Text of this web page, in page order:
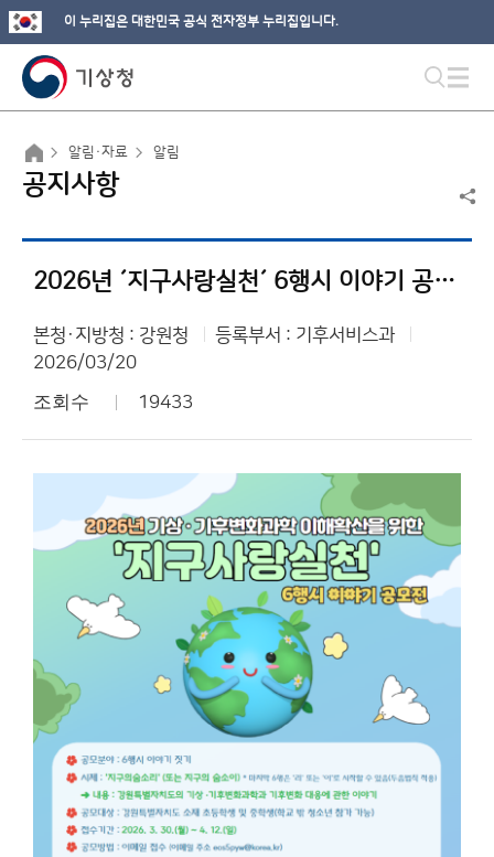
이 누리집은 대한민국 공식 전자정부 누리집입니다.
알림·자료 알림
공지사항
2026년 ´지구사랑실천´ 6행시 이야기 공모전 개최
본청·지방청 : 강원청
등록부서 : 기후서비스과
2026/03/20
조회수 19433